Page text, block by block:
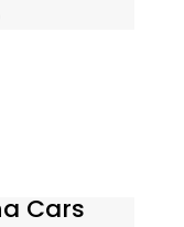
Cars